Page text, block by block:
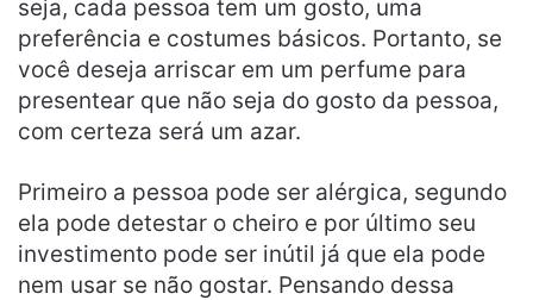
seja, cada pessoa tem um gosto, uma
preferência e costumes básicos. Portanto, se
você deseja arriscar em um perfume para
presentear que não seja do gosto da pessoa,
com certeza será um azar.
Primeiro a pessoa pode ser alérgica, segundo
ela pode detestar o cheiro e por último seu
investimento pode ser inútil já que ela pode
nem usar se não gostar. Pensando dessa